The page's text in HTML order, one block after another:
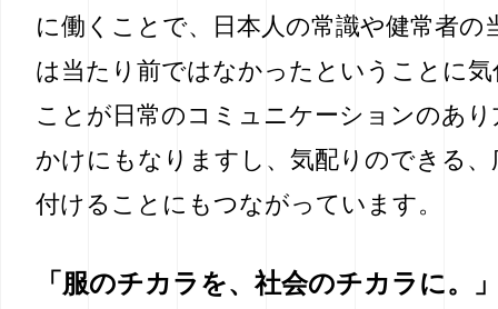
に働くことで、日本人の常識や健常者の
は当たり前ではなかったということに
ことが日常のコミュニケーションのあ
かけにもなりますし、気配りのできる
付けることにもつながっています。
「服のチカラを、社会のチカラに。